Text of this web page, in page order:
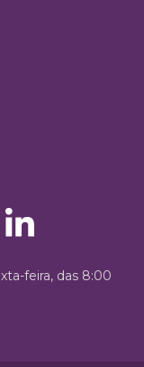
feira, das 8:00